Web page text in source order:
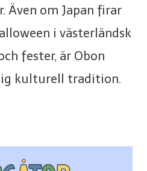
Även om Japan firar
i västerländsk
fester, är Obon
kulturell tradition.